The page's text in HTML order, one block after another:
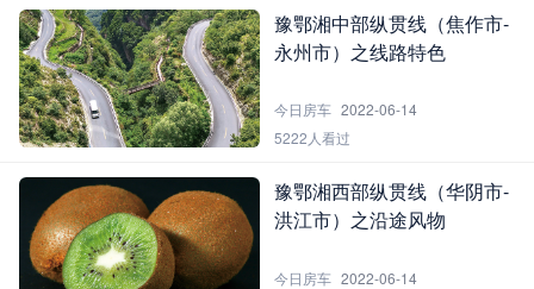
豫鄂湘中部纵贯线（焦作市-
永州市）之线路特色
今日房车 2022-06-14
5222人看过
豫鄂湘西部纵贯线（华阴市-
洪江市）之沿途风物
今日房车 2022-06-14